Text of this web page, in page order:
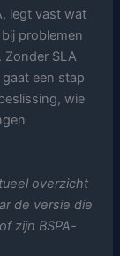
legt vast wat
problemen
Zonder SLA
een stap
wie
overzicht
de versie die
zijn BSPA-